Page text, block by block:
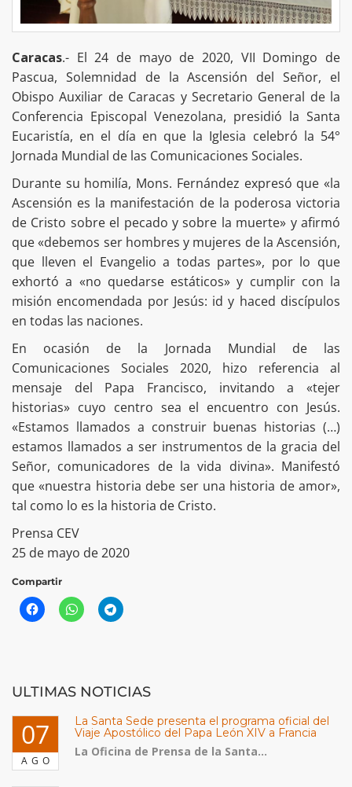
Caracas.- El 24 de mayo de 2020, VII Domingo de
Pascua, Solemnidad de la Ascensión del Señor, el
Obispo Auxiliar de Caracas y Secretario General de la
Conferencia Episcopal Venezolana, presidió la Santa
Eucaristía, en el día en que la Iglesia celebró la 54°
Jornada Mundial de las Comunicaciones Sociales.
Durante su homilía, Mons. Fernández expresó que «la
Ascensión es la manifestación de la poderosa victoria
de Cristo sobre el pecado y sobre la muerte» y afirmó
que «debemos ser hombres y mujeres de la Ascensión,
que lleven el Evangelio a todas partes», por lo que
exhortó a «no quedarse estáticos» y cumplir con la
misión encomendada por Jesús: id y haced discípulos
en todas las naciones.
En ocasión de la Jornada Mundial de las
Comunicaciones Sociales 2020, hizo referencia al
mensaje del Papa Francisco, invitando a «tejer
historias» cuyo centro sea el encuentro con Jesús.
«Estamos llamados a construir buenas historias (…)
estamos llamados a ser instrumentos de la gracia del
Señor, comunicadores de la vida divina». Manifestó
que «nuestra historia debe ser una historia de amor»,
tal como lo es la historia de Cristo.
Prensa CEV
25 de mayo de 2020
Compartir
ULTIMAS NOTICIAS
07
AGO
La Santa Sede presenta el programa oficial del
Viaje Apostólico del Papa León XIV a Francia
La Oficina de Prensa de la Santa...